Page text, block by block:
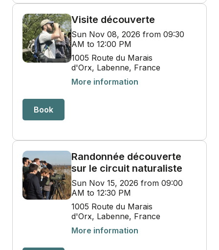
Visite découverte
Sun Nov 08, 2026 from 09:30
AM to 12:00 PM
1005 Route du Marais
d'Orx, Labenne, France
More information
Book
Randonnée découverte
sur le circuit naturaliste
Sun Nov 15, 2026 from 09:00
AM to 12:30 PM
1005 Route du Marais
d'Orx, Labenne, France
More information